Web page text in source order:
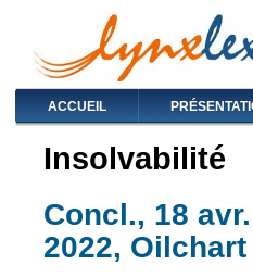
ACCUEIL
Insolvabilité
Concl., 18
2022,